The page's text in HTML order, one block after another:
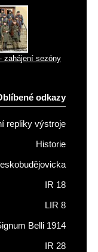
zahájení sezóny
odkazy
repliky výstroje
Historie
IR 18
LIR 8
Belli 1914
IR 28